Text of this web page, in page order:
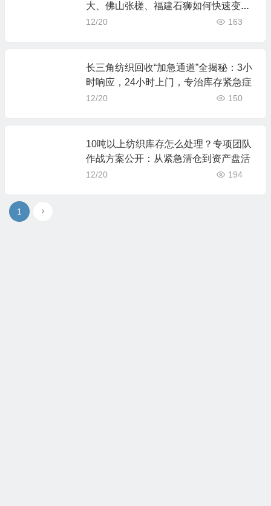
大、佛山张槎、福建石狮如何快速变现
你的库存？
12/20 163
长三角纺织回收“加急通道”全揭秘：3小
时响应，24小时上门，专治库存紧急症
12/20 150
10吨以上纺织库存怎么处理？专项团队
作战方案公开：从紧急清仓到资产盘活
12/20 194
1